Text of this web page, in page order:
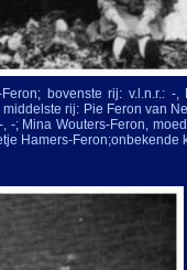
Feron; bovenste rij: v.l.n.r.: -,
rij: Pie Feron van
, -; Mina Wouters-Feron,
Hamers-Feron;onbekende